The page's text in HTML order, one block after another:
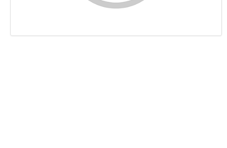
Dispositivos Móveis